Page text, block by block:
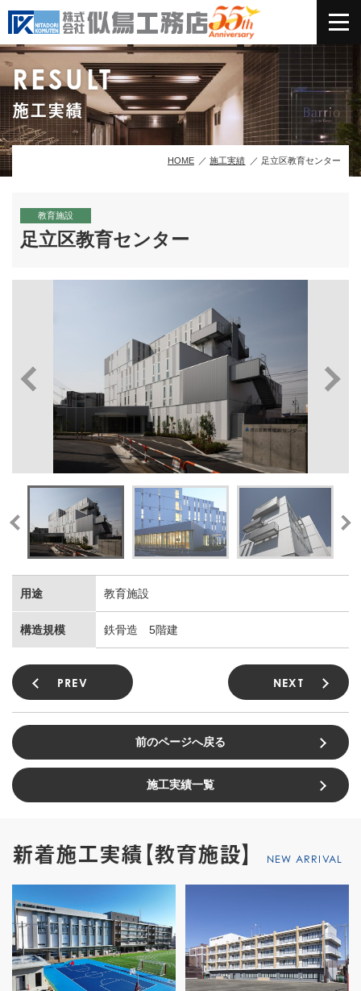
RESULT
施工実績
HOME 施工実績 足立区教育センター
教育施設
足立区教育センター
用途 教育施設
構造規模 鉄骨造 5階建
PREV NEXT
前のページへ戻る
施工実績一覧
新着施工実績【教育施設】 NEW ARRIVAL